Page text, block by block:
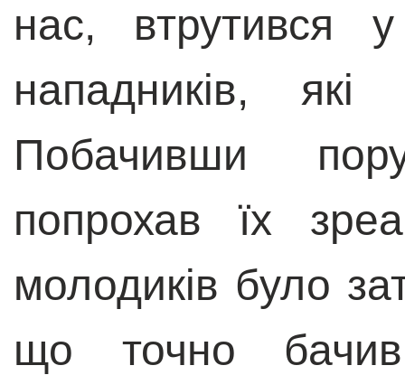
нас, втрутився у
нападників,
Побачивши
попрохав їх
молодиків було
що точно